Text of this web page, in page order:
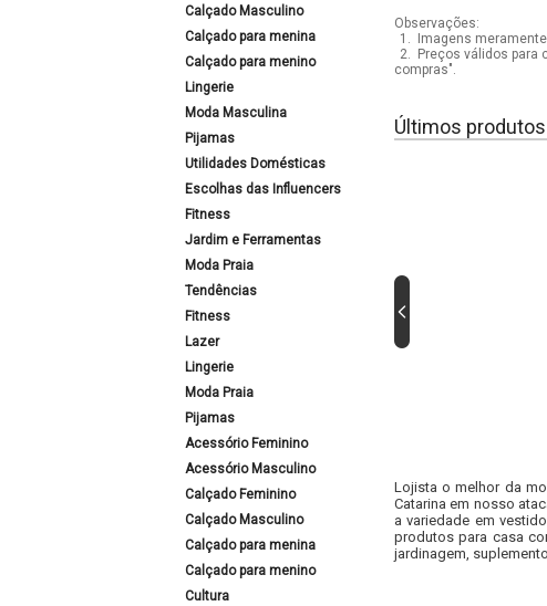
Calçado Masculino
Calçado para menina
Calçado para menino
Lingerie
Moda Masculina
Pijamas
Utilidades Domésticas
Escolhas das Influencers
Fitness
Jardim e Ferramentas
Moda Praia
Tendências
Fitness
Lazer
Lingerie
Moda Praia
Pijamas
Acessório Feminino
Acessório Masculino
Calçado Feminino
Calçado Masculino
Calçado para menina
Calçado para menino
Cultura
Observações:
1.
Imagens
2.
Preços válidos para
compras".
Últimos
Lojista o melhor da
Catarina em nosso
a variedade em
produtos para casa
jardinagem,